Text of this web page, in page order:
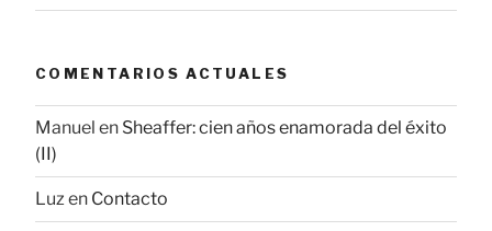
COMENTARIOS ACTUALES
Manuel en Sheaffer: cien años enamorada del éxito
(II)
Luz en Contacto